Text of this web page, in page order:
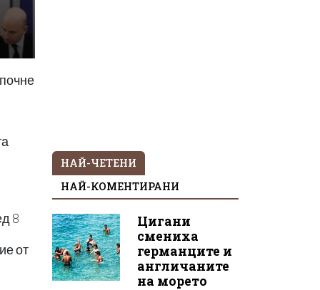
8
от
НАЙ-ЧЕТЕНИ
НАЙ-КОМЕНТИРАНИ
Цигани
смениха
германците и
англичаните
на морето